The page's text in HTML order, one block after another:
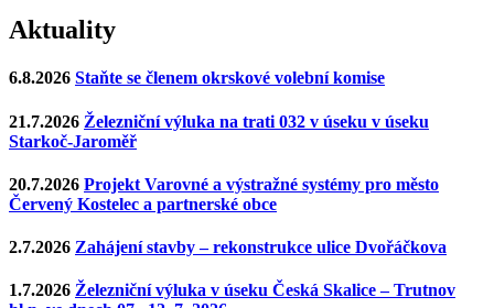
Aktuality
6.8.2026 Staňte se členem okrskové volební komise
21.7.2026 Železniční výluka na trati 032 v úseku v úseku
Starkoč-Jaroměř
20.7.2026 Projekt Varovné a výstražné systémy pro město
Červený Kostelec a partnerské obce
2.7.2026 Zahájení stavby – rekonstrukce ulice Dvořáčkova
1.7.2026 Železniční výluka v úseku Česká Skalice – Trutnov